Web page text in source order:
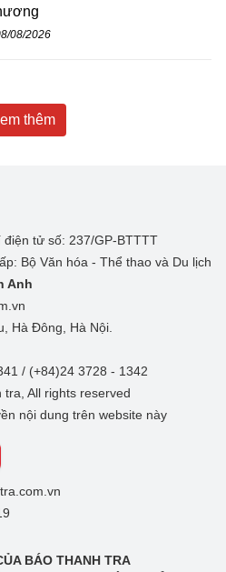
08/2026
thêm
tử số: 237/GP-BTTTT
Bộ Văn hóa - Thể thao và Du lịch
Anh
Hà Đông, Hà Nội.
/ (+84)24 3728 - 1342
All rights reserved
nội dung trên website này
BÁO THANH TRA